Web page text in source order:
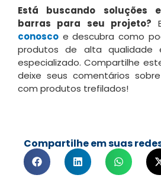
Está buscando soluções
barras para seu projeto?
conosco e descubra como
produtos de alta qualidade
especializado. Compartilhe
deixe seus comentários
com produtos trefilados!
Compartilhe em suas